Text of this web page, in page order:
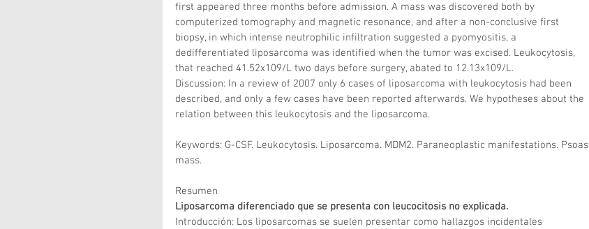
first appeared three months before admission. A mass was discovered both by
computerized tomography and magnetic resonance, and after a non-conclusive first
biopsy, in which intense neutrophilic infiltration suggested a pyomyositis, a
dedifferentiated liposarcoma was identified when the tumor was excised. Leukocytosis,
that reached 41.52x109/L two days before surgery, abated to 12.13x109/L.
Discussion: In a review of 2007 only 6 cases of liposarcoma with leukocytosis had been
described, and only a few cases have been reported afterwards. We hypotheses about the
relation between this leukocytosis and the liposarcoma.
Keywords: G-CSF. Leukocytosis. Liposarcoma. MDM2. Paraneoplastic manifestations. Psoas
mass.
Resumen
Liposarcoma diferenciado que se presenta con leucocitosis no explicada.
Introducción: Los liposarcomas se suelen presentar como hallazgos incidentales